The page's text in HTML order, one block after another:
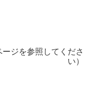
ージを参照してくださ
い）